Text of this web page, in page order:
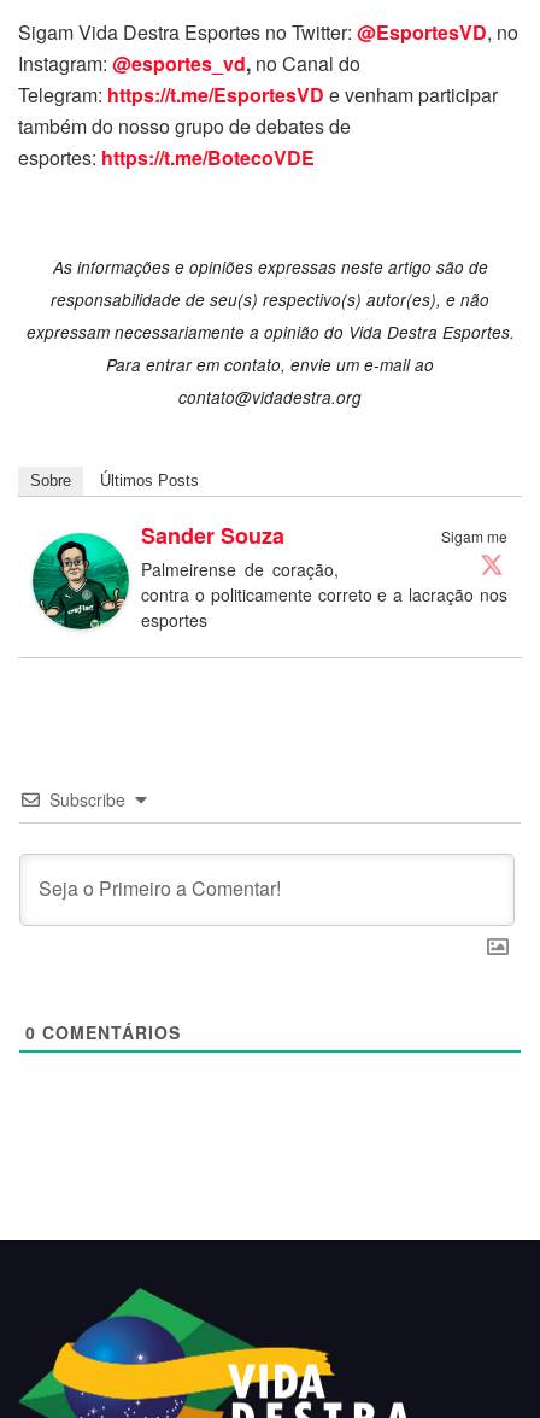
Sigam Vida Destra Esportes no Twitter: @EsportesVD, no
Instagram: @esportes_vd, no Canal do
Telegram: https://t.me/EsportesVD e venham participar
também do nosso grupo de debates de
esportes: https://t.me/BotecoVDE
As informações e opiniões expressas neste artigo são de
responsabilidade de seu(s) respectivo(s) autor(es), e não
expressam necessariamente a opinião do Vida Destra Esportes.
Para entrar em contato, envie um e-mail ao
contato@vidadestra.org
Sobre Últimos Posts
Sigam me
Sander Souza
Palmeirense de coração,
contra o politicamente correto e a lacração nos
esportes
Subscribe
0 COMENTÁRIOS